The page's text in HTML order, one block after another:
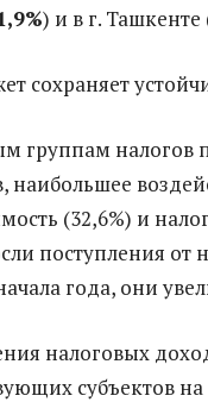
%) и в г. Ташкенте
сохраняет
группам налогов
наибольшее
(32,6%) и
поступления от
года, они
налоговых
субъектов на